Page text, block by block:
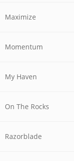
Maximize
Momentum
My Haven
On The Rocks
Razorblade